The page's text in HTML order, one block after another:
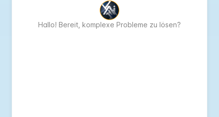
Hallo! Bereit, komplexe Probleme zu lösen?